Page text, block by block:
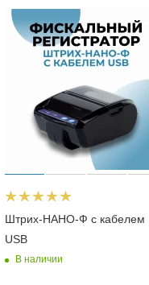
Штрих-НАНО-Ф с кабелем
USB
В наличии